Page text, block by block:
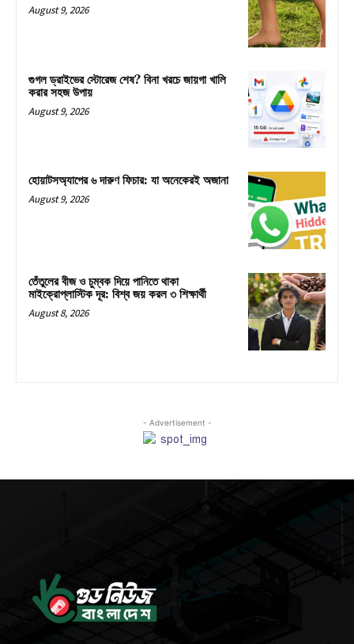
August 9, 2026
গুগল ড্রাইভের স্টোরেজ শেষ? বিনা খরচে জায়গা খালি
করার সহজ উপায়
August 9, 2026
হোয়াটসঅ্যাপের ৬ দারুণ ফিচার: যা অনেকেরই অজানা
August 9, 2026
তেঁতুলের বীজ ও চুম্বক দিয়ে পানিতে থাকা
মাইক্রোপ্লাস্টিক দূর: বিশ্ব জয় করল ৩ শিক্ষার্থী
August 8, 2026
- Advertisement -